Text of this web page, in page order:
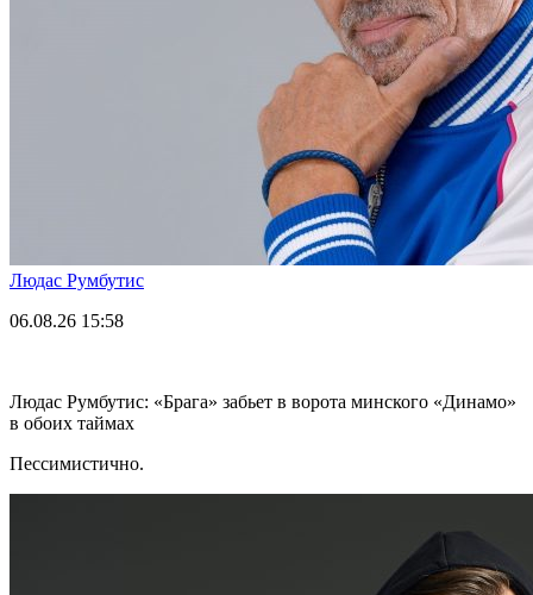
Людас Румбутис
06.08.26 15:58
Людас Румбутис: «Брага» забьет в ворота минского «Динамо»
в обоих таймах
Пессимистично.